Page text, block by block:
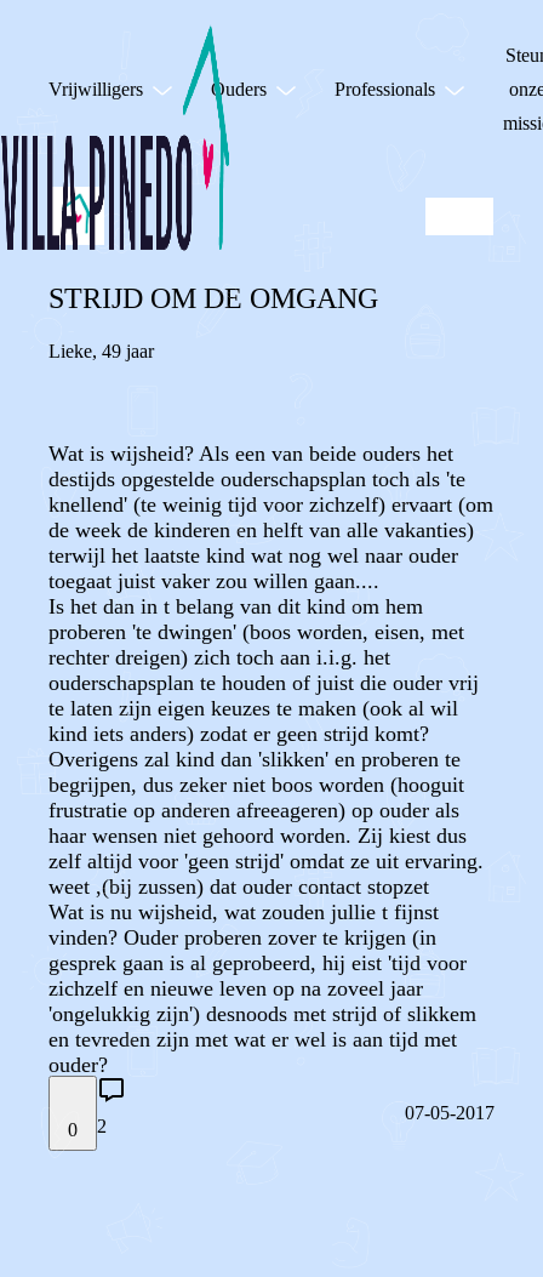
Vrijwilligers Ouders Professionals
STRIJD OM DE OMGANG
Lieke, 49 jaar
Wat is wijsheid? Als een van beide ouders het
destijds opgestelde ouderschapsplan toch als 'te
knellend' (te weinig tijd voor zichzelf) ervaart (om
de week de kinderen en helft van alle vakanties)
terwijl het laatste kind wat nog wel naar ouder
toegaat juist vaker zou willen gaan....
Is het dan in t belang van dit kind om hem
proberen 'te dwingen' (boos worden, eisen, met
rechter dreigen) zich toch aan i.i.g. het
ouderschapsplan te houden of juist die ouder vrij
te laten zijn eigen keuzes te maken (ook al wil
kind iets anders) zodat er geen strijd komt?
Overigens zal kind dan 'slikken' en proberen te
begrijpen, dus zeker niet boos worden (hooguit
frustratie op anderen afreeageren) op ouder als
haar wensen niet gehoord worden. Zij kiest dus
zelf altijd voor 'geen strijd' omdat ze uit ervaring.
weet ,(bij zussen) dat ouder contact stopzet
Wat is nu wijsheid, wat zouden jullie t fijnst
vinden? Ouder proberen zover te krijgen (in
gesprek gaan is al geprobeerd, hij eist 'tijd voor
zichzelf en nieuwe leven op na zoveel jaar
'ongelukkig zijn') desnoods met strijd of slikkem
en tevreden zijn met wat er wel is aan tijd met
ouder?
0 2
07-05-2017